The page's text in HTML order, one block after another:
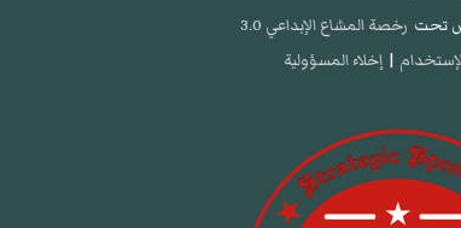
تحت رخصة المشاع الإبداعي 3.0
| إخلاء المسؤولية